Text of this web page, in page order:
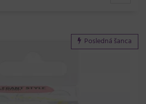
Posledná šanca